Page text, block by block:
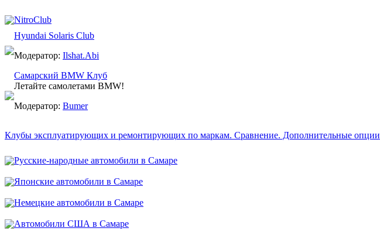
NitroClub
Hyundai Solaris Club
Модератор: Ilshat.Abi
Самарский BMW Клуб
Летайте самолетами BMW!
Модератор: Bumer
Клубы эксплуатирующих и ремонтирующих по маркам. Сравнение. Дополнительные опции
Русские-народные автомобили в Самаре
Японские автомобили в Самаре
Немецкие автомобили в Самаре
Автомобили США в Самаре